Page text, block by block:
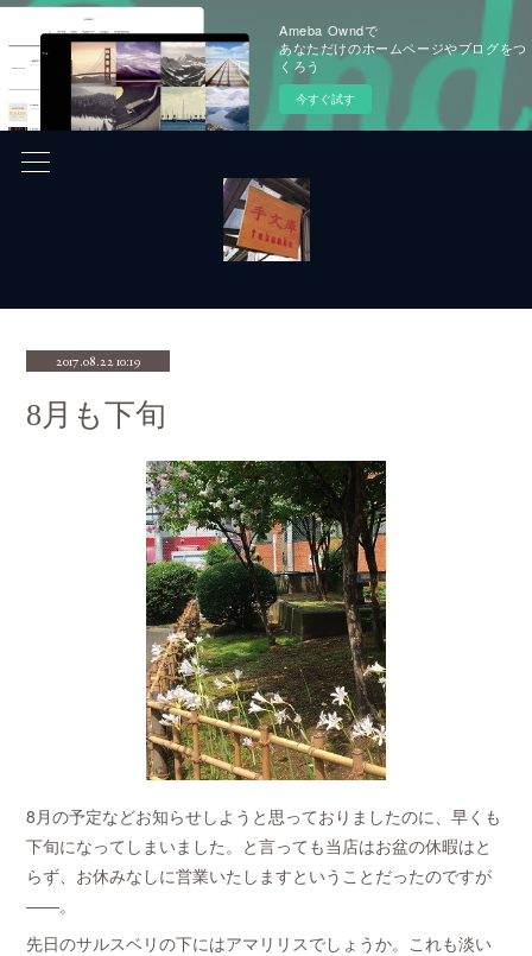
Ameba Owndで
あなただけのホームページやブログをつ
くろう
今すぐ試す
2017.08.22 10:19
8月も下旬
8月の予定などお知らせしようと思っておりましたのに、早くも
下旬になってしまいました。と言っても当店はお盆の休暇はと
らず、お休みなしに営業いたしますということだったのですが
――。
先日のサルスベリの下にはアマリリスでしょうか。これも淡い